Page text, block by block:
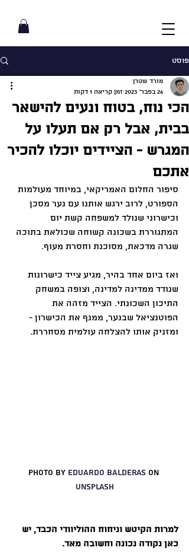
פוסט
הכי נוח, בטוח ונעים להישאר
בבית, אבל רק אם תעלו על
המגרש - הציידים יוכלו להכיר
אתכם
מורד שטרן
26 בפבר׳ 2023
זמן קריאה 1 דקות
סיפור החלום האמריקאי, במיוחד מעולמות
הספורט, לרוב ירגש אותנו עם נער מסכן
וכישרוני שנולד למשפחה קשת יום
המתגוררת בשכונה קשוחה שכולאת בתוכה
שגרה מדכאת, מסוכנת וחסרת מעוף.
ואז ביום אחד בהיר, מגיע צייד כישרונות
שנודד ממדינה למדינה, וצופה במשחק
התיכון השכונתי. הצייד מזהה את
הפוטנציאל שבנער, ממנף את הכישרון -
ומזניק אותו להצלחה עולמית מסחררת.
Photo by Eduardo Balderas on
Unsplash
למרות הקיטש וניחוח ההוליוודי הכבד, יש
כאן נקודה נכונה וחשובה מאד.